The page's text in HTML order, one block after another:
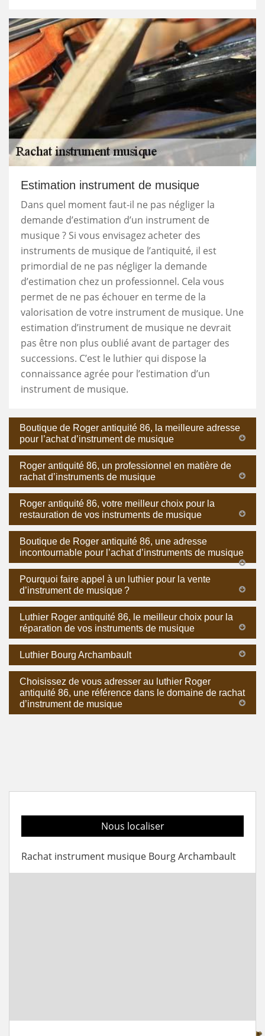
Estimation instrument de musique
Dans quel moment faut-il ne pas négliger la
demande d’estimation d’un instrument de
musique ? Si vous envisagez acheter des
instruments de musique de l’antiquité, il est
primordial de ne pas négliger la demande
d’estimation chez un professionnel. Cela vous
permet de ne pas échouer en terme de la
valorisation de votre instrument de musique. Une
estimation d’instrument de musique ne devrait
pas être non plus oublié avant de partager des
successions. C’est le luthier qui dispose la
connaissance agrée pour l’estimation d’un
instrument de musique.
Boutique de Roger antiquité 86, la meilleure adresse
pour l’achat d’instrument de musique
Roger antiquité 86, un professionnel en matière de
rachat d’instruments de musique
Roger antiquité 86, votre meilleur choix pour la
restauration de vos instruments de musique
Boutique de Roger antiquité 86, une adresse
incontournable pour l’achat d’instruments de musique
Pourquoi faire appel à un luthier pour la vente
d’instrument de musique ?
Luthier Roger antiquité 86, le meilleur choix pour la
réparation de vos instruments de musique
Luthier Bourg Archambault
Choisissez de vous adresser au luthier Roger
antiquité 86, une référence dans le domaine de rachat
d’instrument de musique
Nous localiser
Rachat instrument musique Bourg Archambault